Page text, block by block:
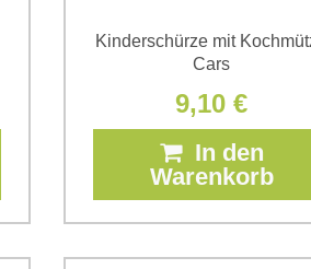
Kinderschürze mit
Cars
9,10 €
In den
Warenkorb